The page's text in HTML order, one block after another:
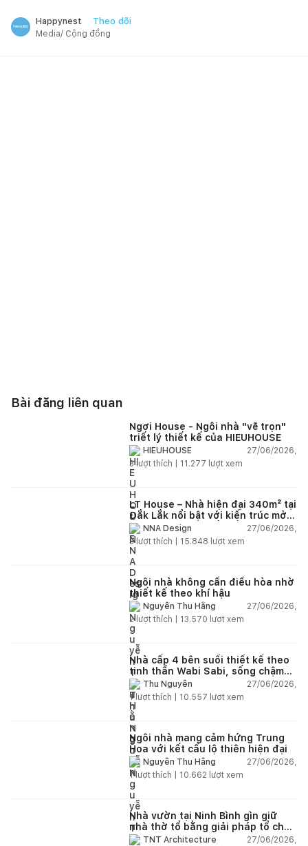
Happynest Theo dõi
Media/ Cộng đồng
Bài đăng liên quan
Ngơi House - Ngôi nhà "vẽ trọn"
triết lý thiết kế của HIEUHOUSE
HIEUHOUSE
27/06/2026,
3lượt thích | 11.277 lượt xem
LT House – Nhà hiện đại 340m² tại
Đắk Lắk nổi bật với kiến trúc mở
và hệ sân vườn kết nối thiên
nhiên
NNA Design
27/06/2026,
3lượt thích | 15.848 lượt xem
Ngôi nhà không cần điều hòa nhờ
thiết kế theo khí hậu
Nguyễn Thu Hằng
27/06/2026,
2lượt thích | 13.570 lượt xem
Nhà cấp 4 bên suối thiết kế theo
tinh thần Wabi Sabi, sống chậm
giữa thiên nhiên
Thu Nguyễn
27/06/2026,
1lượt thích | 10.557 lượt xem
Ngôi nhà mang cảm hứng Trung
Hoa với kết cấu lộ thiên hiện đại
Nguyễn Thu Hằng
27/06/2026,
1lượt thích | 10.662 lượt xem
Nhà vườn tại Ninh Bình gìn giữ
nhà thờ tổ bằng giải pháp tổ chức
lại không gian
TNT Architecture
27/06/2026,